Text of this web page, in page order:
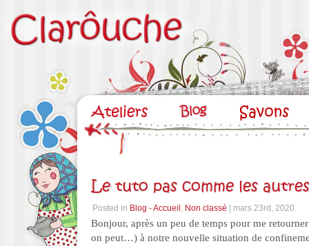
Le tuto pas comme les
Posted in Blog - Accueil , Non classé | mars 23rd, 2020
Bonjour, après un peu de temps pour me
on peut…) à notre nouvelle situation de